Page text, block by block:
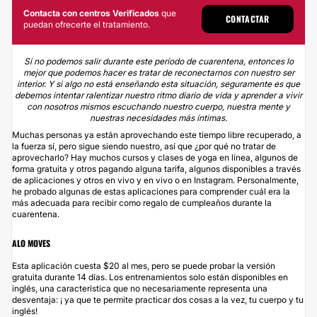
Contacta con centros Verificados que
puedan ofrecerte el tratamiento.
CONTACTAR
Si no podemos salir durante este período de cuarentena, entonces lo
mejor que podemos hacer es tratar de reconectarnos con nuestro ser
interior. Y si algo no está enseñando esta situación, seguramente es que
debemos intentar ralentizar nuestro ritmo diario de vida y aprender a vivir
con nosotros mismos escuchando nuestro cuerpo, nuestra mente y
nuestras necesidades más íntimas.
Muchas personas ya están aprovechando este tiempo libre recuperado, a
la fuerza sí, pero sigue siendo nuestro, así que ¿por qué no tratar de
aprovecharlo? Hay muchos cursos y clases de yoga en línea, algunos de
forma gratuita y otros pagando alguna tarifa, algunos disponibles a través
de aplicaciones y otros en vivo y en vivo o en Instagram. Personalmente,
he probado algunas de estas aplicaciones para comprender cuál era la
más adecuada para recibir como regalo de cumpleaños durante la
cuarentena.
ALO MOVES
Esta aplicación cuesta $20 al mes, pero se puede probar la versión
gratuita durante 14 días. Los entrenamientos solo están disponibles en
inglés, una característica que no necesariamente representa una
desventaja: ¡ ya que te permite practicar dos cosas a la vez, tu cuerpo y tu
inglés!